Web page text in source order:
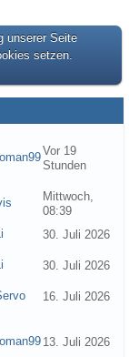
unserer Seite
setzen.
Vor 19
Stunden
Mittwoch,
08:39
30. Juli 2026
30. Juli 2026
16. Juli 2026
13. Juli 2026